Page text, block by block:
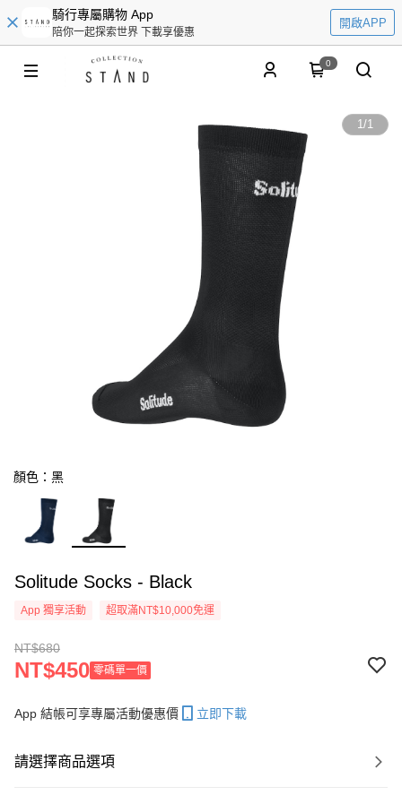
騎行專屬購物 App
陪你一起探索世界 下載享優惠
開啟APP
0
1/1
顏色：黑
Solitude Socks - Black
App 獨享活動 超取滿NT$10,000免運
NT$680
NT$450 零碼單一價
App 結帳可享專屬活動優惠價 立即下載
請選擇商品選項